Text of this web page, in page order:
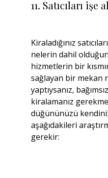
11. Satıcıları işe
Kiraladığınız
nelerin dahil
hizmetlerin bir
sağlayan bir mekan
yaptıysanız,
kiralamanız
düğününüzü
aşağıdakileri
gerekir: